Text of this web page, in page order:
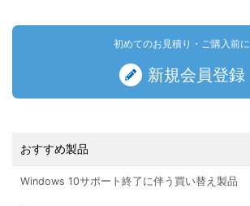
初めてのお見積り・ご購入前に
新規会員登録
おすすめ製品
Windows 10サポート終了に伴う買い替え製品